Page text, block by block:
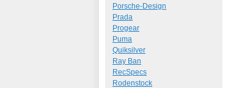
Porsche-Design
Prada
Progear
Puma
Quiksilver
Ray Ban
RecSpecs
Rodenstock